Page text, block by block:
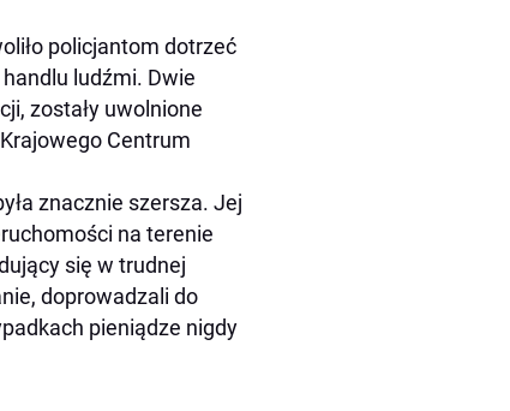
policjantom dotrzeć
ludźmi. Dwie
zostały uwolnione
Centrum
znacznie szersza. Jej
na terenie
się w trudnej
doprowadzali do
pieniądze nigdy